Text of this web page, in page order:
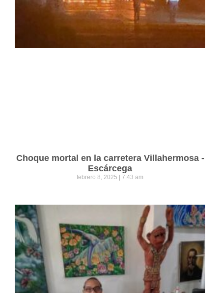
Choque mortal en la carretera Villahermosa -
Escárcega
febrero 8, 2025 7:43 am